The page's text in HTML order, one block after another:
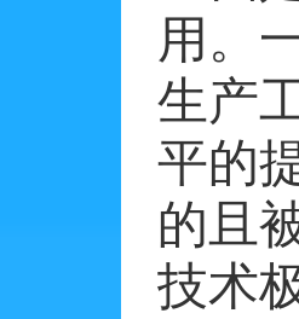
用。
生产
平的
的且
技术